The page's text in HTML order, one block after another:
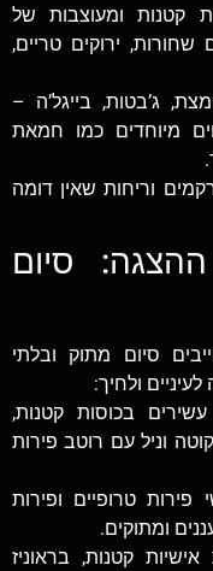
קטנות ומעוצבות של
ירוקים טריים,
ג’בטות, בייגל’ה –
מיוחדים כמו חמאת
וריחות שאין דומה
סיום
סיום מתוק ובלתי
ולחיך:
בכוסות קטנות,
וניל עם רוטב פירות
פירות טרופיים ופירות
ומתוקים.
אישיות קטנות, בראוניז